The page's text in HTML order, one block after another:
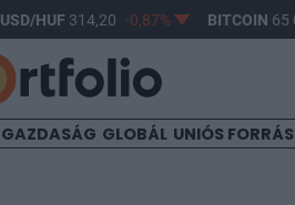
USD/HUF314,20 -0,87% BITCOIN65
GAZDASÁG GLOBÁL UNIÓS